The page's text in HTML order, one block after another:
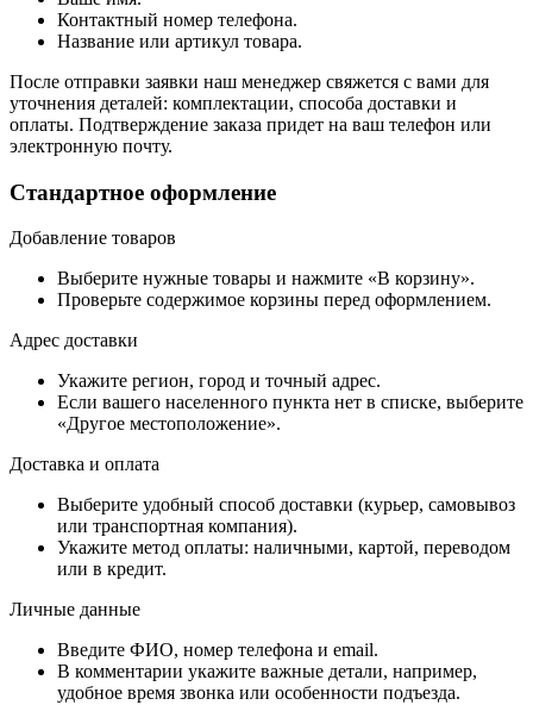
Контактный номер телефона.
Название или артикул товара.
После отправки заявки наш менеджер свяжется с вами для
уточнения деталей: комплектации, способа доставки и
оплаты. Подтверждение заказа придет на ваш телефон или
электронную почту.
Стандартное оформление
Добавление товаров
Выберите нужные товары и нажмите «В корзину».
Проверьте содержимое корзины перед оформлением.
Адрес доставки
Укажите регион, город и точный адрес.
Если вашего населенного пункта нет в списке, выберите
«Другое местоположение».
Доставка и оплата
Выберите удобный способ доставки (курьер, самовывоз
или транспортная компания).
Укажите метод оплаты: наличными, картой, переводом
или в кредит.
Личные данные
Введите ФИО, номер телефона и email.
В комментарии укажите важные детали, например,
удобное время звонка или особенности подъезда.